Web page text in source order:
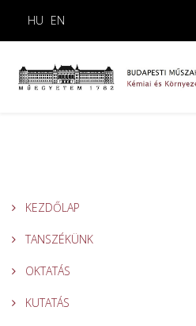
HU EN
KEZDŐLAP
TANSZÉKÜNK
OKTATÁS
KUTATÁS